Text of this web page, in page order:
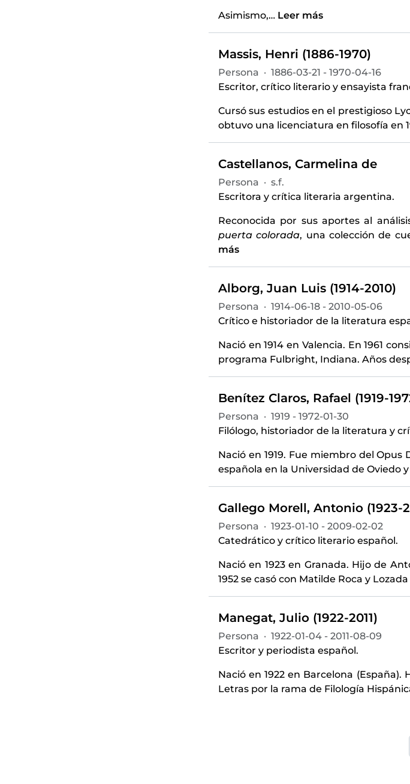
Asimismo,… Leer más
Massis, Henri (1886-1970)
Persona · 1886-03-21 - 1970-04-16
Escritor, crítico literario y ensayista
Cursó sus estudios en el prestigioso
obtuvo una licenciatura en filosofía en
Castellanos, Carmelina de
Persona · s.f.
Escritora y crítica literaria argentina.
Reconocida por sus aportes al
puerta colorada, una colección de
más
Alborg, Juan Luis (1914-2010)
Persona · 1914-06-18 - 2010-05-06
Crítico e historiador de la literatura
Nació en 1914 en Valencia. En 1961
programa Fulbright, Indiana. Años
Benítez Claros, Rafael (1919-
Persona · 1919 - 1972-01-30
Filólogo, historiador de la literatura y
Nació en 1919. Fue miembro del
española en la Universidad de Oviedo
Gallego Morell, Antonio (1923-
Persona · 1923-01-10 - 2009-02-02
Catedrático y crítico literario español.
Nació en 1923 en Granada. Hijo de
1952 se casó con Matilde Roca y
Manegat, Julio (1922-2011)
Persona · 1922-01-04 - 2011-08-09
Escritor y periodista español.
Nació en 1922 en Barcelona
Letras por la rama de Filología